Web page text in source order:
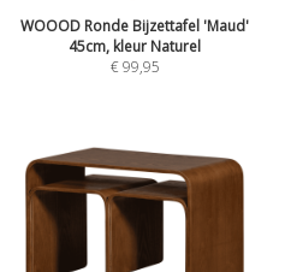
WOOOD Ronde Bijzettafel 'Maud'
45cm, kleur Naturel
€ 99,95